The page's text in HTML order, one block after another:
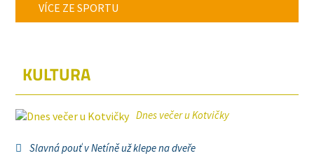
VÍCE ZE SPORTU
KULTURA
Dnes večer u Kotvičky
Slavná pouť v Netíně už klepe na dveře